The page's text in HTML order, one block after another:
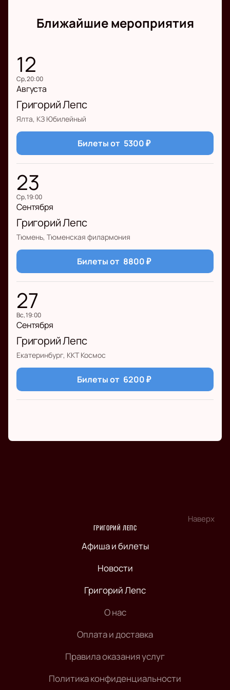
Ближайшие мероприятия
12
ср, 20:00
Августа
Григорий Лепс
Ялта, КЗ Юбилейный
Билеты от 5300₽
23
ср, 19:00
Сентября
Григорий Лепс
Тюмень, Тюменская филармония
Билеты от 8800₽
27
вс, 19:00
Сентября
Григорий Лепс
Екатеринбург, ККТ Космос
Билеты от 6200₽
Наверх
ГРИГОРИЙ ЛЕПС
Афиша и билеты
Новости
Григорий Лепс
О нас
Оплата и доставка
Правила оказания услуг
Политика конфиденциальности